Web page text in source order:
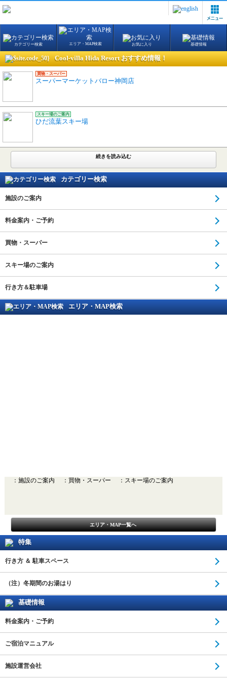
カテゴリー検索 エリア・MAP検索 お気に入り 基礎情報
Cool-villa Hida Resort おすすめ情報！
買物・スーパー
スーパーマーケットバロー神岡店
スキー場のご案内
ひだ流葉スキー場
続きを読み込む
カテゴリー検索
施設のご案内
料金案内・ご予約
買物・スーパー
スキー場のご案内
行き方＆駐車場
エリア・MAP検索
：施設のご案内 ：買物・スーパー ：スキー場のご案内
エリア・MAP一覧へ
特集
行き方 ＆ 駐車スペース
（注）冬期間のお湯はり
基礎情報
料金案内・ご予約
ご宿泊マニュアル
施設運営会社